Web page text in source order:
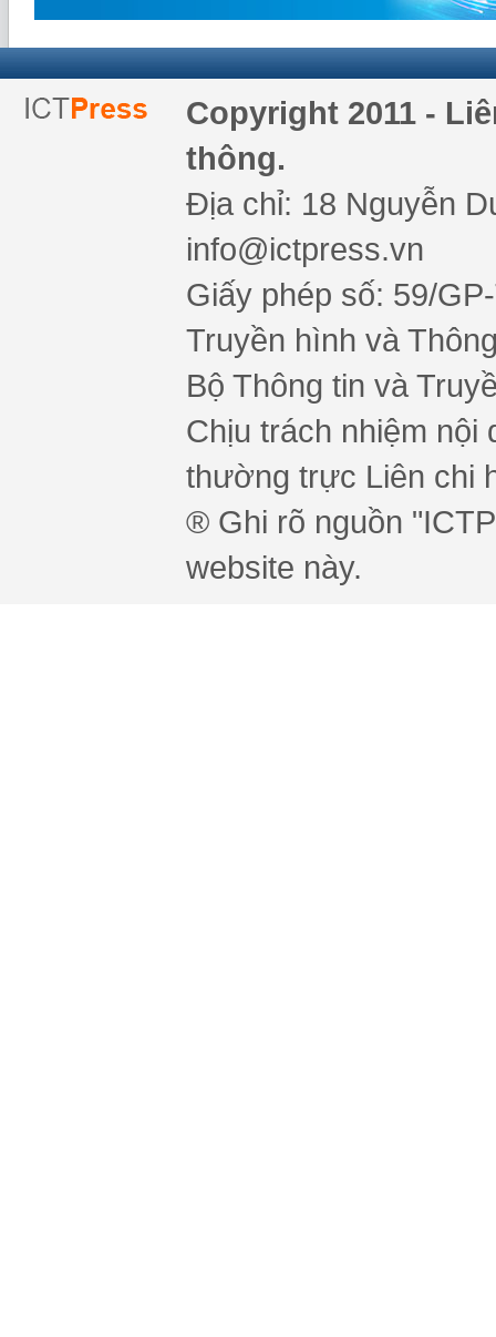
Copyright 2011 -
thông.
Địa chỉ: 18 Nguyễn
info@ictpress.vn
Giấy phép số: 59/
Truyền hình và
Bộ Thông tin và
Chịu trách nhiệm nội
thường trực Liên chi
® Ghi rõ nguồn
website này.